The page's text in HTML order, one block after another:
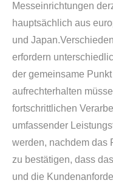
Messeinrichtungen
hauptsächlich aus
und
erfordern
der gemeinsame
aufrechterhalten
fortschrittlichen
umfassender
werden, nachdem das
zu bestätigen, dass
und die